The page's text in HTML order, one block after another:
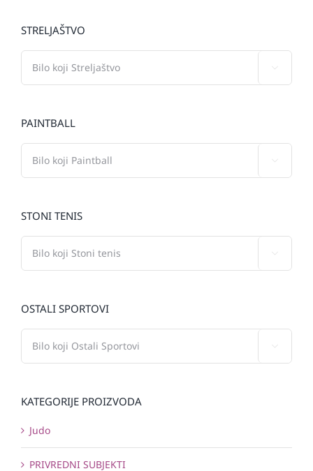
STRELJAŠTVO
PAINTBALL
STONI TENIS
OSTALI SPORTOVI
KATEGORIJE PROIZVODA
Judo
PRIVREDNI SUBJEKTI